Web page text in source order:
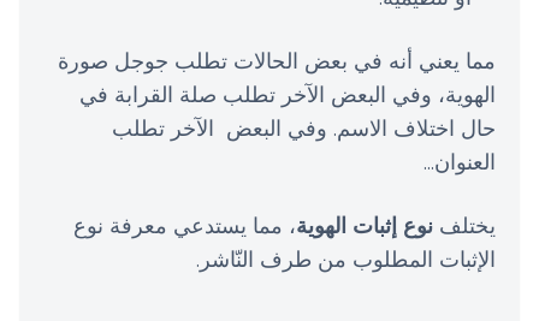
مما يعني أنه في بعض الحالات تطلب جوجل صورة
الهوية، وفي البعض الآخر تطلب صلة القرابة في
حال اختلاف الاسم. وفي البعض الآخر تطلب
العنوان...
يختلف نوع إثبات الهوية، مما يستدعي معرفة نوع
الإثبات المطلوب من طرف النّاشر.